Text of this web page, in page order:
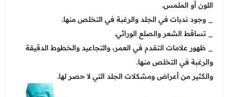
اللون أو الملمس.
_ وجود ندبات في الجلد والرغبة في التخلص منها.
_ تساقط الشعر والصلع الوراثي.
_ ظهور علامات التقدم في العمر، والتجاعيد والخطوط الدقيقة
والرغبة في التخلص منها.
والكثير من أعراض ومشكلات الجلد التي لا حصر لها.